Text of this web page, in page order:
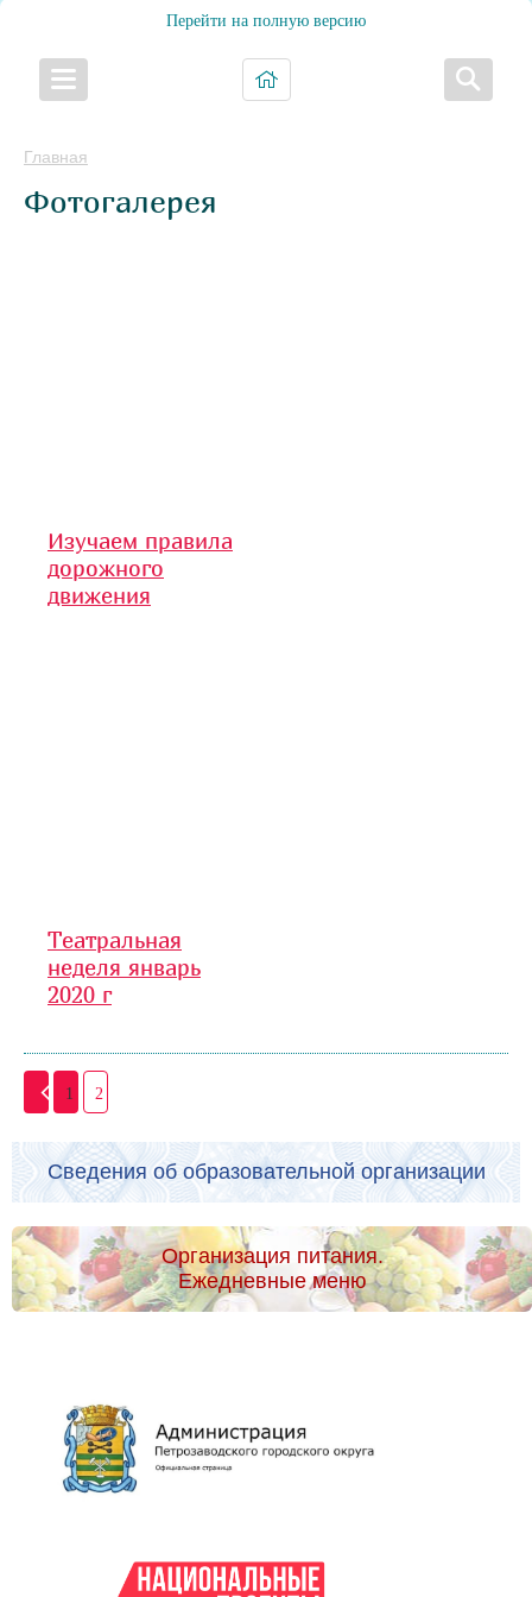
Перейти на полную версию
Главная
Фотогалерея
Изучаем правила
дорожного
движения
Театральная
неделя январь
2020 г
1 2
Сведения об образовательной организации
Организация питания.
Ежедневные меню